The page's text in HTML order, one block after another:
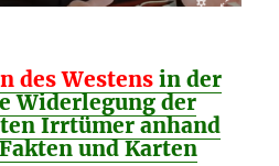
des Westens in der
Widerlegung der
Irrtümer anhand
und Karten